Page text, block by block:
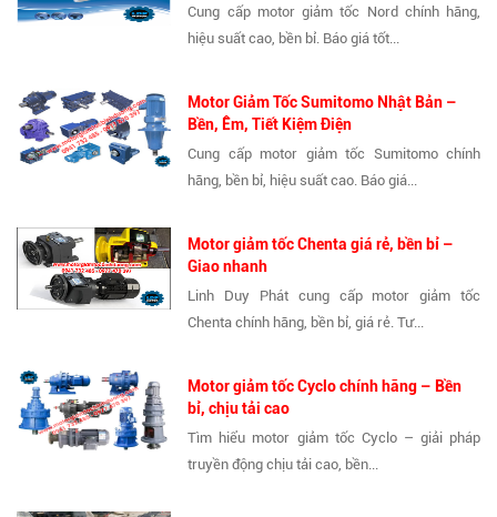
Cung cấp motor giảm tốc Nord chính hãng,
hiệu suất cao, bền bỉ. Báo giá tốt...
Motor Giảm Tốc Sumitomo Nhật Bản –
Bền, Êm, Tiết Kiệm Điện
Cung cấp motor giảm tốc Sumitomo chính
hãng, bền bỉ, hiệu suất cao. Báo giá...
Motor giảm tốc Chenta giá rẻ, bền bỉ –
Giao nhanh
Linh Duy Phát cung cấp motor giảm tốc
Chenta chính hãng, bền bỉ, giá rẻ. Tư...
Motor giảm tốc Cyclo chính hãng – Bền
bỉ, chịu tải cao
Tìm hiểu motor giảm tốc Cyclo – giải pháp
truyền động chịu tải cao, bền...